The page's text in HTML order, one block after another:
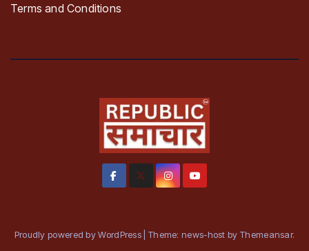
Terms and Conditions
Proudly powered by WordPress Theme: news-host by Themeansar.